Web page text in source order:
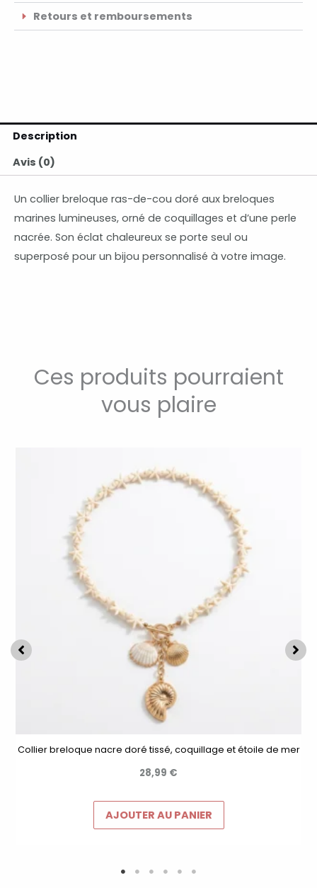
Retours et remboursements
Description
Avis (0)
Un collier breloque ras-de-cou doré aux breloques
marines lumineuses, orné de coquillages et d’une perle
nacrée. Son éclat chaleureux se porte seul ou
superposé pour un bijou personnalisé à votre image.
Ces produits pourraient
vous plaire
Collier breloque nacre doré tissé, coquillage et étoile de mer
28,99 €
AJOUTER AU PANIER